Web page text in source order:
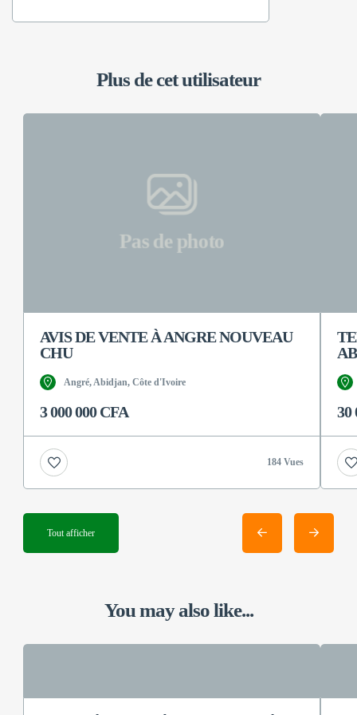
Plus de cet utilisateur
Pas de photo
AVIS DE VENTE À ANGRE NOUVEAU
CHU
Angré, Abidjan, Côte d'Ivoire
3 000 000 CFA
184 Vues
30
Tout afficher
You may also like...